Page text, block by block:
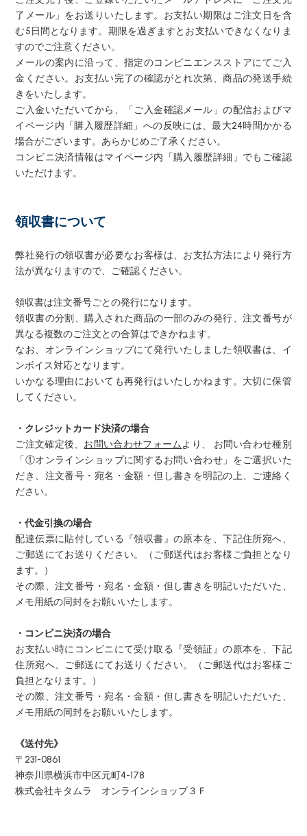
了メール」をお送りいたします。お支払い期限はご注文日を含
む5日間となります。期限を過ぎますとお支払いできなくなりま
すのでご注意ください。
メールの案内に沿って、指定のコンビニエンスストアにてご入
金ください。お支払い完了の確認がとれ次第、商品の発送手続
きをいたします。
ご入金いただいてから、「ご入金確認メール」の配信およびマ
イページ内「購入履歴詳細」への反映には、最大24時間かかる
場合がございます。あらかじめご了承ください。
コンビニ決済情報はマイページ内「購入履歴詳細」でもご確認
いただけます。
領収書について
弊社発行の領収書が必要なお客様は、お支払方法により発行方
法が異なりますので、ご確認ください。
領収書は注文番号ごとの発行になります。
領収書の分割、購入された商品の一部のみの発行、注文番号が
異なる複数のご注文との合算はできかねます。
なお、オンラインショップにて発行いたしました領収書は、イ
ンボイス対応となります。
いかなる理由においても再発行はいたしかねます。大切に保管
してください。
・クレジットカード決済の場合
ご注文確定後、 お問い合わせフォームより、 お問い合わせ種別
「①オンラインショップに関するお問い合わせ」をご選択いた
だき、注文番号・宛名・金額・但し書きを明記の上、ご連絡く
ださい。
・代金引換の場合
配達伝票に貼付している『領収書』の原本を、下記住所宛へ、
ご郵送にてお送りください。（ご郵送代はお客様ご負担となり
ます。）
その際、注文番号・宛名・金額・但し書きを明記いただいた、
メモ用紙の同封をお願いいたします。
・コンビニ決済の場合
お支払い時にコンビニにて受け取る『受領証』の原本を、下記
住所宛へ、ご郵送にてお送りください。（ご郵送代はお客様ご
負担となります。）
その際、注文番号・宛名・金額・但し書きを明記いただいた、
メモ用紙の同封をお願いいたします。
《送付先》
〒231-0861
神奈川県横浜市中区元町4-178
株式会社キタムラ オンラインショップ３Ｆ